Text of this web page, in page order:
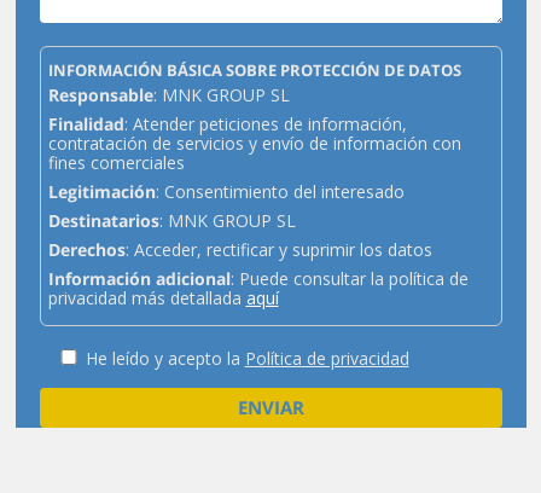
INFORMACIÓN BÁSICA SOBRE PROTECCIÓN DE DATOS
Responsable: MNK GROUP SL
Finalidad: Atender peticiones de información,
contratación de servicios y envío de información con
fines comerciales
Legitimación: Consentimiento del interesado
Destinatarios: MNK GROUP SL
Derechos: Acceder, rectificar y suprimir los datos
Información adicional: Puede consultar la política de
privacidad más detallada aquí
He leído y acepto la Política de privacidad